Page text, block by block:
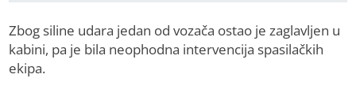
Zbog siline udara jedan od vozača ostao je zaglavljen u
kabini, pa je bila neophodna intervencija spasilačkih
ekipa.